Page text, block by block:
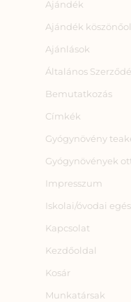
Ajándék
Ajándék
Ajánlások
Általános
Bemutatkozás
Címkék
Gyógynövény
Gyógynövények
Impresszum
Iskolai/óvodai
Kapcsolat
Kezdőoldal
Kosár
Munkatársak